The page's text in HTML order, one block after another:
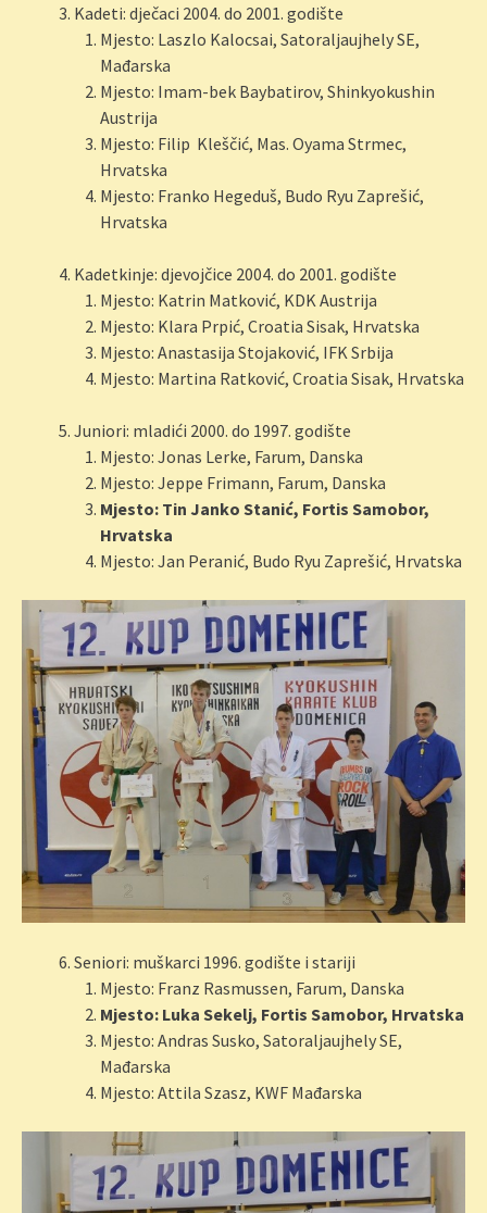
Kadeti: dječaci 2004. do 2001. godište
Mjesto: Laszlo Kalocsai, Satoraljaujhely SE,
Mađarska
Mjesto: Imam-bek Baybatirov, Shinkyokushin
Austrija
Mjesto: Filip Kleščić, Mas. Oyama Strmec,
Hrvatska
Mjesto: Franko Hegeduš, Budo Ryu Zaprešić,
Hrvatska
Kadetkinje: djevojčice 2004. do 2001. godište
Mjesto: Katrin Matković, KDK Austrija
Mjesto: Klara Prpić, Croatia Sisak, Hrvatska
Mjesto: Anastasija Stojaković, IFK Srbija
Mjesto: Martina Ratković, Croatia Sisak, Hrvatska
Juniori: mladići 2000. do 1997. godište
Mjesto: Jonas Lerke, Farum, Danska
Mjesto: Jeppe Frimann, Farum, Danska
Mjesto: Tin Janko Stanić, Fortis Samobor,
Hrvatska
Mjesto: Jan Peranić, Budo Ryu Zaprešić, Hrvatska
Seniori: muškarci 1996. godište i stariji
Mjesto: Franz Rasmussen, Farum, Danska
Mjesto: Luka Sekelj, Fortis Samobor, Hrvatska
Mjesto: Andras Susko, Satoraljaujhely SE,
Mađarska
Mjesto: Attila Szasz, KWF Mađarska